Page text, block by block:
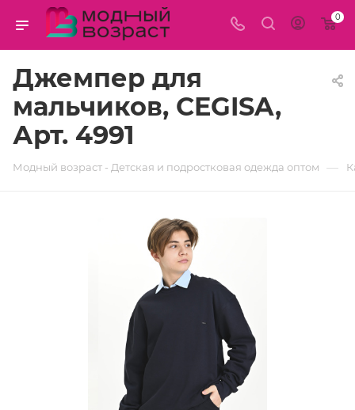
0
Джемпер для
мальчиков, CEGISA,
Арт. 4991
Модный возраст - Детская и подростковая одежда оптом —